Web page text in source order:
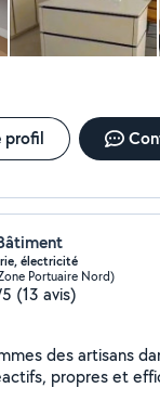
profil
électricité
Portuaire Nord)
(13 avis)
des artisans
propres et